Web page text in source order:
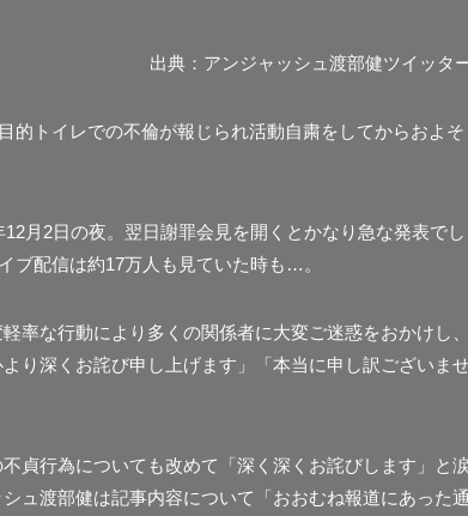
出典：アンジャッシュ渡部健ツイッタ
的トイレでの不倫が報じられ活動自粛をしてからおよそ
月2日の夜。翌日謝罪会見を開くとかなり急な発表でし
ブ配信は約17万人も見ていた時も…。
軽率な行動により多くの関係者に大変ご迷惑をおかけし、
り深くお詫び申し上げます」「本当に申し訳ございま
貞行為についても改めて 「深く深くお詫びします」
と涙
ュ渡部健は記事内容について「おおむね報道にあった通